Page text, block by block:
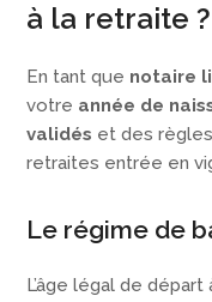
à la retraite ?
En tant que notaire
votre année de
validés et des
retraites entrée en
Le régime de
L’âge légal de